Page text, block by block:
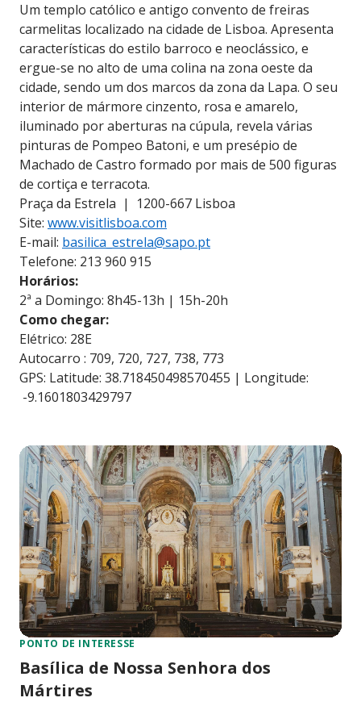
Um templo católico e antigo convento de freiras
carmelitas localizado na cidade de Lisboa. Apresenta
características do estilo barroco e neoclássico, e
ergue-se no alto de uma colina na zona oeste da
cidade, sendo um dos marcos da zona da Lapa. O seu
interior de mármore cinzento, rosa e amarelo,
iluminado por aberturas na cúpula, revela várias
pinturas de Pompeo Batoni, e um presépio de
Machado de Castro formado por mais de 500 figuras
de cortiça e terracota.
Praça da Estrela | 1200-667 Lisboa
Site: www.visitlisboa.com
E-mail: basilica_estrela@sapo.pt
Telefone: 213 960 915
Horários:
2ª a Domingo: 8h45-13h | 15h-20h
Como chegar:
Elétrico: 28E
Autocarro : 709, 720, 727, 738, 773
GPS: Latitude: 38.718450498570455 | Longitude:
-9.1601803429797
PONTO DE INTERESSE
Basílica de Nossa Senhora dos
Mártires